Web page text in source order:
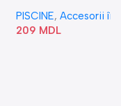
PISCINE, Accesorii
209 MDL